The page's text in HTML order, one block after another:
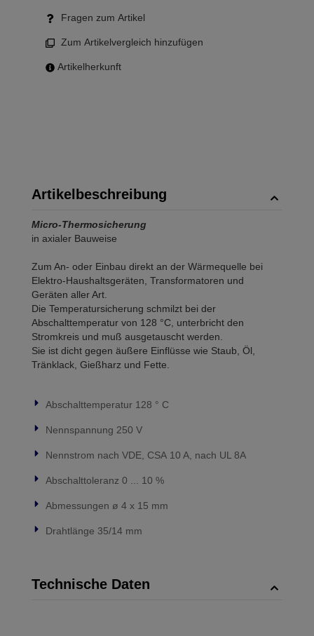
Fragen zum Artikel
Zum Artikelvergleich hinzufügen
Artikelherkunft
Artikelbeschreibung
Micro-Thermosicherung
in axialer Bauweise
Zum An- oder Einbau direkt an der Wärmequelle bei
Elektro-Haushaltsgeräten, Transformatoren und
Geräten aller Art.
Die Temperatursicherung schmilzt bei der
Abschalttemperatur von 128 °C, unterbricht den
Stromkreis und muß ausgetauscht werden.
Sie ist dicht gegen äußere Einflüsse wie Staub, Öl,
Tränklack, Gießharz und Fette.
Abschalttemperatur 128 ° C
Nennspannung 250 V
Nennstrom nach VDE, CSA 10 A, nach UL 8A
Abschalttoleranz 0 ... 10 %
Abmessungen ø 4 x 15 mm
Drahtlänge 35/14 mm
Technische Daten